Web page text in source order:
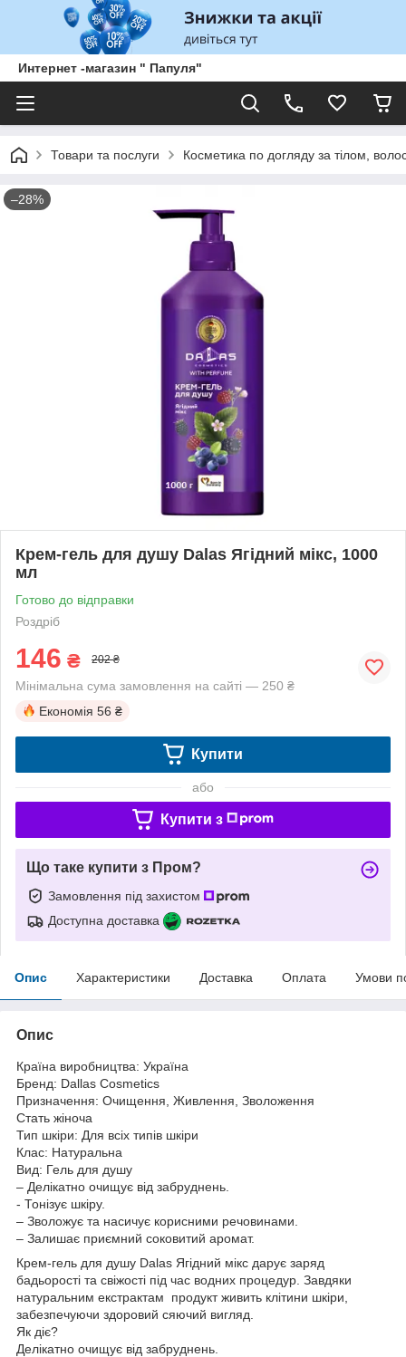
Интернет -магазин " Папуля"
Товари та послуги Косметика по догляду за тілом,
–28%
Крем-гель для душу Dalas Ягідний мікс, 1000
мл
Готово до відправки
Роздріб
146 ₴ 202 ₴
Мінімальна сума замовлення на сайті — 250 ₴
Економія 56 ₴
Купити
або
Купити з
Що таке купити з Пром?
Замовлення під захистом
Доступна доставка
Опис Характеристики Доставка Оплата Умови
Опис
Країна виробництва: Україна
Бренд: Dallas Cosmetics
Призначення: Очищення, Живлення, Зволоження
Стать жіноча
Тип шкіри: Для всіх типів шкіри
Клас: Натуральна
Вид: Гель для душу
– Делікатно очищує від забруднень.
- Тонізує шкіру.
– Зволожує та насичує корисними речовинами.
– Залишає приємний соковитий аромат.
Крем-гель для душу Dalas Ягідний мікс дарує заряд
бадьорості та свіжості під час водних процедур. Завдяки
натуральним екстрактам продукт живить клітини шкіри,
забезпечуючи здоровий сяючий вигляд.
Як діє?
Делікатно очищує від забруднень.